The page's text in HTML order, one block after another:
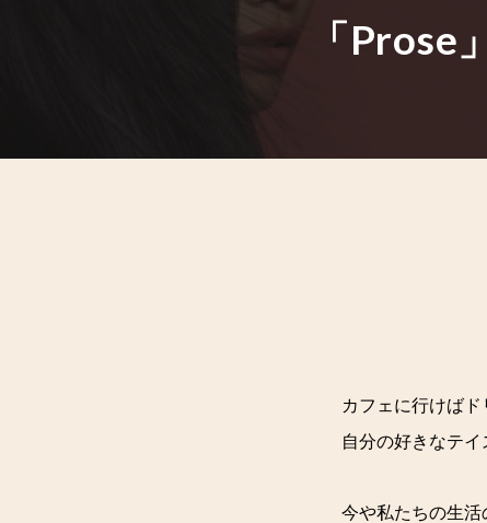
「Prose」
カフェに行けば
自分の好きなテイ
今や私たちの生